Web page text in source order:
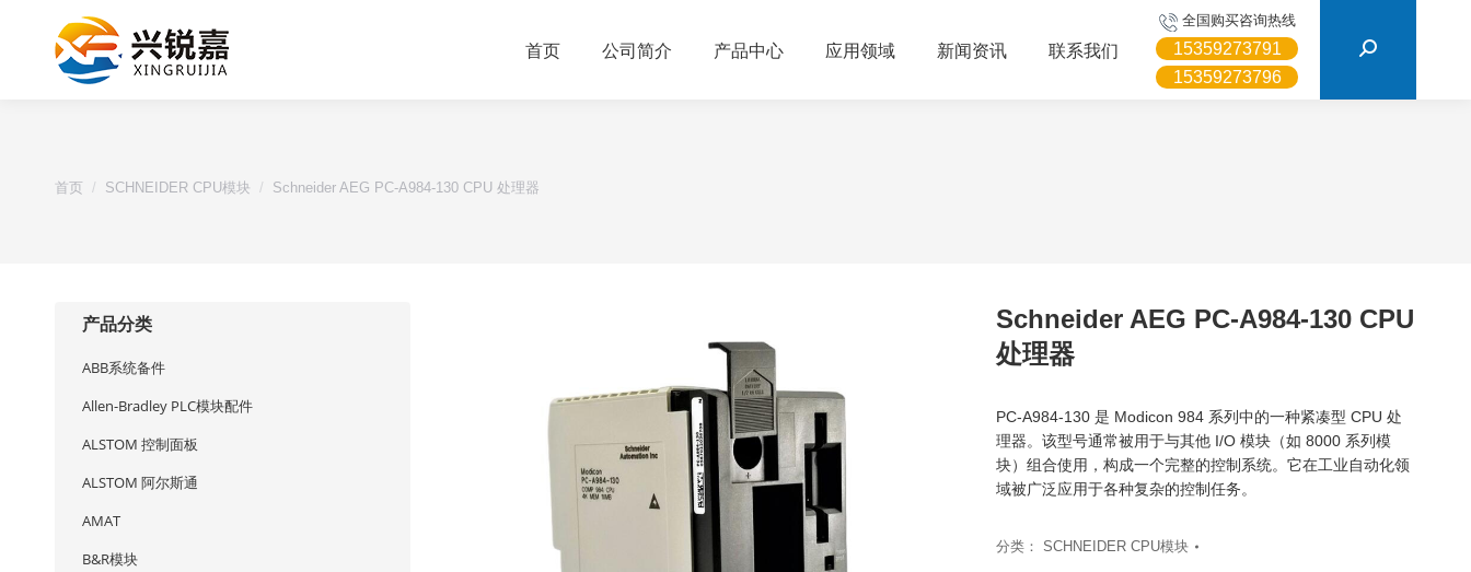
首页 公司简介 产品中心 应用领域 新闻资讯 联系我们
全国购买咨询热线
15359273791
15359273796
首页 SCHNEIDER CPU模块 Schneider AEG PC-A984-130 CPU 处理器
Schneider AEG PC-A984-130 CPU
处理器
PC-A984-130 是 Modicon 984 系列中的一种紧凑型 CPU 处
理器。该型号通常被用于与其他 I/O 模块（如 8000 系列模
块）组合使用，构成一个完整的控制系统。它在工业自动化领
域被广泛应用于各种复杂的控制任务。
分类： SCHNEIDER CPU模块
产品分类
ABB系统备件
Allen-Bradley PLC模块配件
ALSTOM 控制面板
ALSTOM 阿尔斯通
AMAT
B&R模块